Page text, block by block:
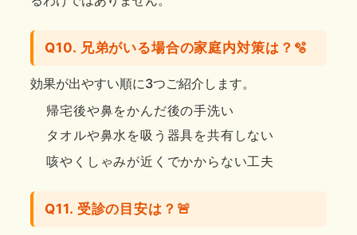
Q10. 兄弟がいる場合の家庭内対策は？🫧
効果が出やすい順に3つご紹介します。
帰宅後や鼻をかんだ後の手洗い
タオルや鼻水を吸う器具を共有しない
咳やくしゃみが近くでかからない工夫
Q11. 受診の目安は？🚨